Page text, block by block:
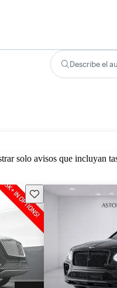
Describe el
solo avisos que incluyan
Guarda este Aviso